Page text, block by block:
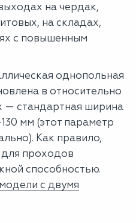
на чердак,
на складах,
с повышенным
однопольная
в относительно
— стандартная ширина
мм (этот параметр
Как правило,
для проходов
способностью.
модели с двумя